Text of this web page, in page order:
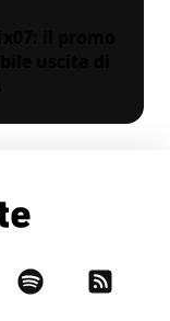
il promo
uscita di